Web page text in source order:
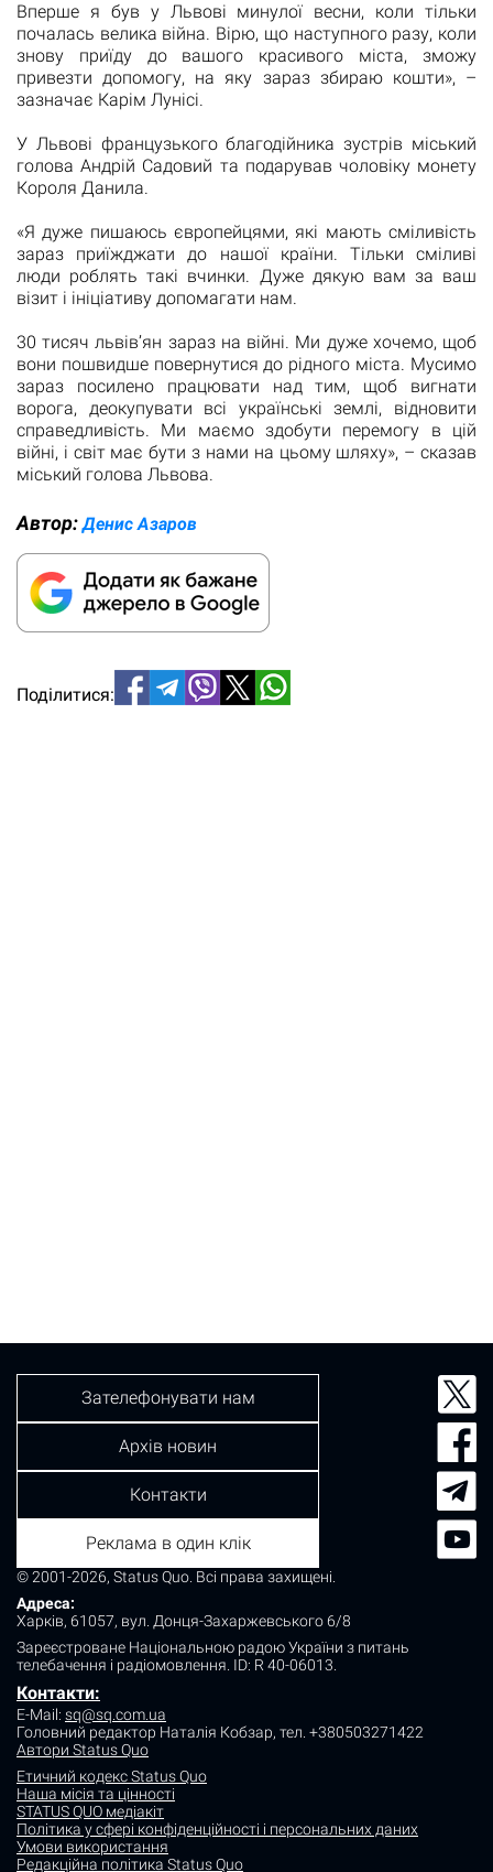
Вперше я був у Львові минулої весни, коли тільки
почалась велика війна. Вірю, що наступного разу, коли
знову приїду до вашого красивого міста, зможу
привезти допомогу, на яку зараз збираю кошти», –
зазначає Карім Лунісі.
У Львові французького благодійника зустрів міський
голова Андрій Садовий та подарував чоловіку монету
Короля Данила.
«Я дуже пишаюсь європейцями, які мають сміливість
зараз приїжджати до нашої країни. Тільки сміливі
люди роблять такі вчинки. Дуже дякую вам за ваш
візит і ініціативу допомагати нам.
30 тисяч львів’ян зараз на війні. Ми дуже хочемо, щоб
вони пошвидше повернутися до рідного міста. Мусимо
зараз посилено працювати над тим, щоб вигнати
ворога, деокупувати всі українські землі, відновити
справедливість. Ми маємо здобути перемогу в цій
війні, і світ має бути з нами на цьому шляху», – сказав
міський голова Львова.
Автор:Денис Азаров
Поділитися:
© 2001-2026, Status Quo. Всі права захищені.
Адреса:
Харків, 61057, вул. Донця-Захаржевського 6/8
Зареєстроване Національною радою України з питань
телебачення і радіомовлення. ID: R 40-06013.
Контакти:
E-Mail: sq@sq.com.ua
Головний редактор Наталія Кобзар, тел. +380503271422
Автори Status Quo
Етичний кодекс Status Quo
Наша місія та цінності
STATUS QUO медіакіт
Політика у сфері конфіденційності і персональних даних
Умови використання
Редакційна політика Status Quo
Зателефонувати нам
Архів новин
Контакти
Реклама в один клік